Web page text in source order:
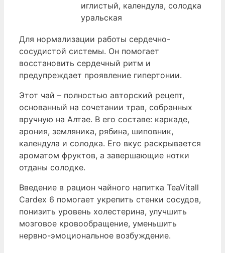
иглистый, календула, солодка
уральская
Для нормализации работы сердечно-
сосудистой системы. Он помогает
восстановить сердечный ритм и
предупреждает проявление гипертонии.
Этот чай – полностью авторский рецепт,
основанный на сочетании трав, собранных
вручную на Алтае. В его составе: каркаде,
арония, земляника, рябина, шиповник,
календула и солодка. Его вкус раскрывается
ароматом фруктов, а завершающие нотки
отданы солодке.
Введение в рацион чайного напитка TeaVitall
Сardex 6 помогает укрепить стенки сосудов,
понизить уровень холестерина, улучшить
мозговое кровообращение, уменьшить
нервно-эмоциональное возбуждение.